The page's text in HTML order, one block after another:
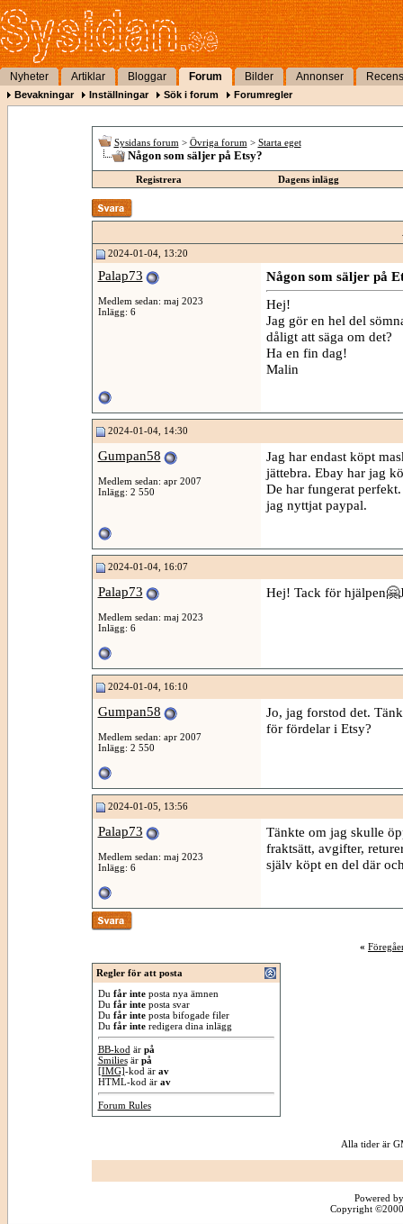
Nyheter Artiklar Bloggar Forum Bilder Annonser
Bevakningar Inställningar Sök i forum Forumregler
Sysidans forum > Övriga forum > Starta eget
Någon som säljer på Etsy?
Registrera Dagens inlägg
2024-01-04, 13:20
Palap73
Medlem sedan: maj 2023
Inlägg: 6
Någon som säljer på
Hej!
Jag gör en hel del
dåligt att säga om det?
Ha en fin dag!
Malin
2024-01-04, 14:30
Gumpan58
Medlem sedan: apr 2007
Inlägg: 2 550
Jag har endast köpt
jättebra. Ebay har jag
De har fungerat
jag nyttjat paypal.
2024-01-04, 16:07
Palap73
Medlem sedan: maj 2023
Inlägg: 6
Hej! Tack för
2024-01-04, 16:10
Gumpan58
Medlem sedan: apr 2007
Inlägg: 2 550
Jo, jag forstod det.
för fördelar i Etsy?
2024-01-05, 13:56
Palap73
Medlem sedan: maj 2023
Inlägg: 6
Tänkte om jag skulle
fraktsätt, avgifter,
själv köpt en del där
«
Regler för att posta
Du får inteposta nya ämnen
Du får inteposta svar
Du får inteposta bifogade filer
Du får interedigera dina inlägg
BB-kod är på
Smiliesär på
[IMG]-kod är av
HTML-kod är av
Forum Rules
Alla tider är
Powered
Copyright